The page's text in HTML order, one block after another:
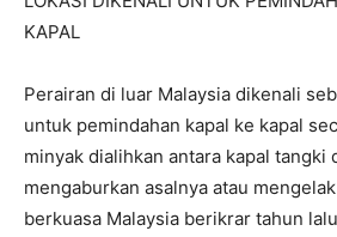
KAPAL
Perairan di luar Malaysia dikenali
untuk pemindahan kapal ke kapal
minyak dialihkan antara kapal tangki
mengaburkan asalnya atau
berkuasa Malaysia berikrar tahun